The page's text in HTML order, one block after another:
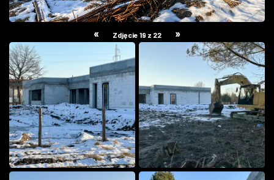
« Zdjęcie 19 z 22 »